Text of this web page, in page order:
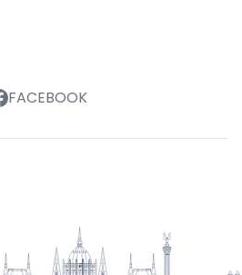
FACEBOOK